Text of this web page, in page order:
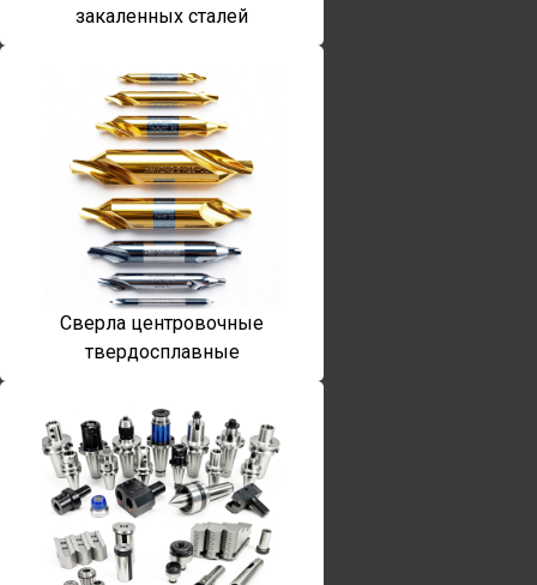
закаленных сталей
Сверла центровочные
твердосплавные